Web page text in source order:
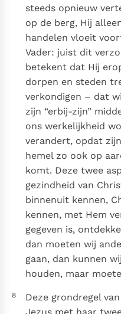
steeds opnieuw
op de berg, Hij
handelen vloeit
Vader: juist dit
betekent dat Hij
dorpen en steden
verkondigen – dat
zijn “erbij-zijn”
ons werkelijkheid
verandert, opdat
hemel zo ook op
komt. Deze twee
gezindheid van
binnenuit kennen,
kennen, met Hem
gegeven is,
dan moeten wij
gaan, dan kunnen
houden, maar
8
Deze grondregel